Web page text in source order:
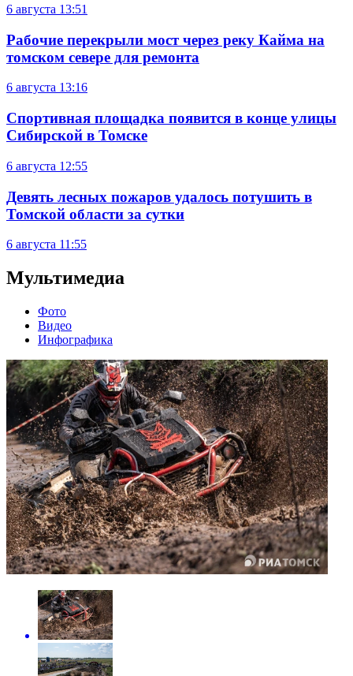
6 августа 13:51
Рабочие перекрыли мост через реку Кайма на
томском севере для ремонта
6 августа 13:16
Спортивная площадка появится в конце улицы
Сибирской в Томске
6 августа 12:55
Девять лесных пожаров удалось потушить в
Томской области за сутки
6 августа 11:55
Мультимедиа
Фото
Видео
Инфографика